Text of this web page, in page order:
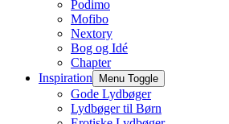
Podimo
Mofibo
Nextory
Bog og Idé
Chapter
Inspiration
Menu Toggle
Gode Lydbøger
Lydbøger til Børn